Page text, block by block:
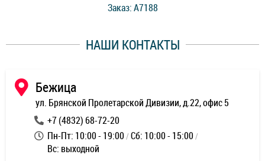
работы и оперативность!Заказ: A7188
НАШИ КОНТАКТЫ
Бежица
ул. Брянской Пролетарской Дивизии, д.22, офис 5
+7 (4832) 68-72-20
Пн-Пт: 10:00 - 19:00 Сб: 10:00 - 15:00
Вс: выходной